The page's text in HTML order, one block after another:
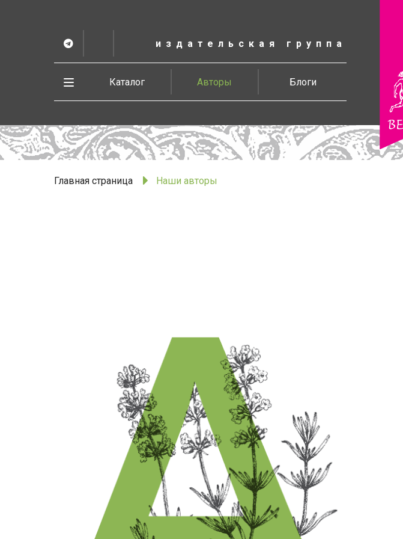
содержанию
издательская группа
весь
Telegram
Vesbook
Каталог Авторы Блоги
Развернуть
Главная страница Наши авторы